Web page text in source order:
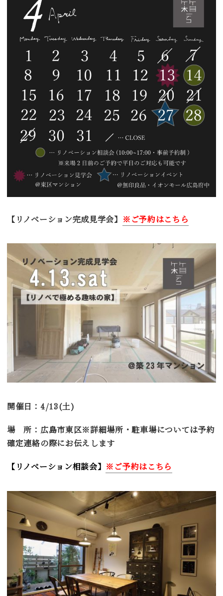
【リノベーション完成見学会】 ※ご予約はこちら
開催日：4/13(土)
場 所：広島市東区※詳細場所・駐車場については予約
確定連絡の際にお伝えします
【リノベーション相談会】 ※ご予約はこちら